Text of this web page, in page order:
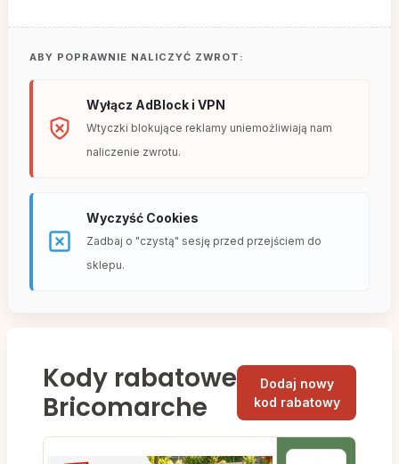
ABY POPRAWNIE NALICZYĆ ZWROT:
Wyłącz AdBlock i VPN
Wtyczki blokujące reklamy uniemożliwiają nam
naliczenie zwrotu.
Wyczyść Cookies
Zadbaj o "czystą" sesję przed przejściem do
sklepu.
Kody rabatowe
Bricomarche
Dodaj nowy
kod rabatowy